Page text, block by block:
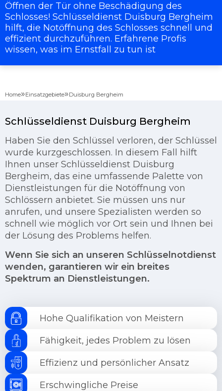
Öffnen der Tür ohne Beschädigung des
Schlosses! Schlüsseldienst Duisburg Bergheim
hilft, die Notöffnung des Schlosses schnell und
effizient durchzuführen. Erfahrene Profis
wissen, was im Ernstfall zu tun ist
Home»Einsatzgebiete»Duisburg Bergheim
Schlüsseldienst Duisburg Bergheim
Haben Sie den Schlüssel verloren, der Schlüssel
wurde kurzgeschlossen. In diesem Fall hilft
Ihnen unser Schlüsseldienst Duisburg
Bergheim, das eine umfassende Palette von
Dienstleistungen für die Notöffnung von
Schlössern anbietet. Sie müssen uns nur
anrufen, und unsere Spezialisten werden so
schnell wie möglich vor Ort sein und Ihnen bei
der Lösung des Problems helfen.
Wenn Sie sich an unseren Schlüsselnotdienst
wenden, garantieren wir ein breites
Spektrum an Dienstleistungen.
Hohe Qualifikation von Meistern
Fähigkeit, jedes Problem zu lösen
Effizienz und persönlicher Ansatz
Erschwingliche Preise